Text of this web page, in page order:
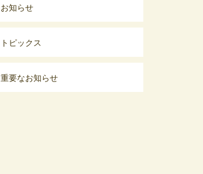
お知らせ
トピックス
重要なお知らせ